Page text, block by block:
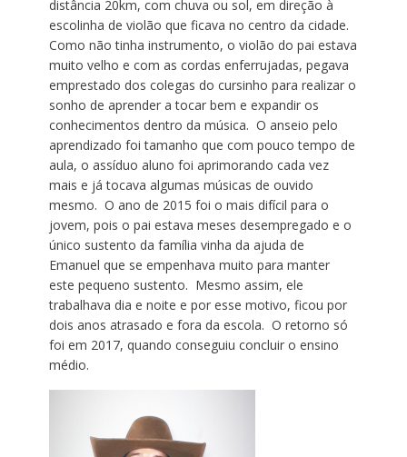
distância 20km, com chuva ou sol, em direção à
escolinha de violão que ficava no centro da cidade.
Como não tinha instrumento, o violão do pai estava
muito velho e com as cordas enferrujadas, pegava
emprestado dos colegas do cursinho para realizar o
sonho de aprender a tocar bem e expandir os
conhecimentos dentro da música. O anseio pelo
aprendizado foi tamanho que com pouco tempo de
aula, o assíduo aluno foi aprimorando cada vez
mais e já tocava algumas músicas de ouvido
mesmo. O ano de 2015 foi o mais difícil para o
jovem, pois o pai estava meses desempregado e o
único sustento da família vinha da ajuda de
Emanuel que se empenhava muito para manter
este pequeno sustento. Mesmo assim, ele
trabalhava dia e noite e por esse motivo, ficou por
dois anos atrasado e fora da escola. O retorno só
foi em 2017, quando conseguiu concluir o ensino
médio.